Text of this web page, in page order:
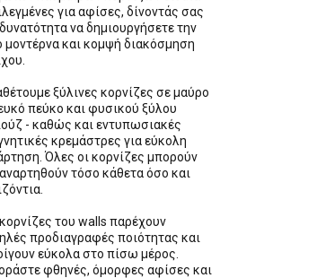
για αφίσες, δίνοντάς σας
να δημιουργήσετε την
μοντέρνα και κομψή διακόσμηση
ξύλινες κορνίζες σε μαύρο
πεύκο και φυσικού ξύλου
- καθώς και εντυπωσιακές
κρεμάστρες για εύκολη
Όλες οι κορνίζες μπορούν
τόσο κάθετα όσο και
του walls παρέχουν
προδιαγραφές ποιότητας και
εύκολα στο πίσω μέρος.
φθηνές, όμορφες αφίσες και